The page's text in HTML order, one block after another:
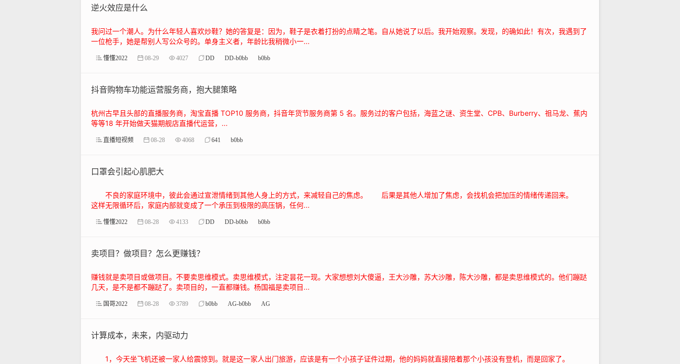
逆火效应是什么
我问过一个潮人。为什么年轻人喜欢炒鞋？她的答复是：因为，鞋子是衣着打扮的点睛之笔。自从她说了以后。我开始观察。发现，的确如此！有次，我遇到了
一位枪手，她是帮别人写公众号的。单身主义者，年龄比我稍微小一...
懂懂2022 08-29 4027 DD DD-b0bb b0bb
抖音购物车功能运营服务商，抱大腿策略
杭州古早且头部的直播服务商，淘宝直播 TOP10 服务商，抖音年货节服务商第 5 名。服务过的客户包括，海蓝之谜、资生堂、CPB、Burberry、祖马龙、蕉内
等等18 年开始做天猫期舰店直播代运营，...
直播短视频 08-28 4068 641 b0bb
口罩会引起心肌肥大
不良的家庭环境中，彼此会通过宣泄情绪到其他人身上的方式，来减轻自己的焦虑。 后果是其他人增加了焦虑，会找机会把加压的情绪传递回来。
这样无限循环后，家庭内部就变成了一个承压到极限的高压锅，任何...
懂懂2022 08-28 4133 DD DD-b0bb b0bb
卖项目？做项目？怎么更赚钱？
赚钱就是卖项目或做项目。不要卖思维模式。卖思维模式，注定昙花一现。大家想想刘大傻逼，王大沙雕，苏大沙雕，陈大沙雕，都是卖思维模式的。他们蹦跶
几天，是不是都不蹦跶了。卖项目的，一直都赚钱。杨国福是卖项目...
国哥2022 08-28 3789 b0bb AG-b0bb AG
计算成本，未来，内驱动力
1，今天坐飞机还被一家人给震惊到。就是这一家人出门旅游，应该是有一个小孩子证件过期，他的妈妈就直接陪着那个小孩没有登机，而是回家了。